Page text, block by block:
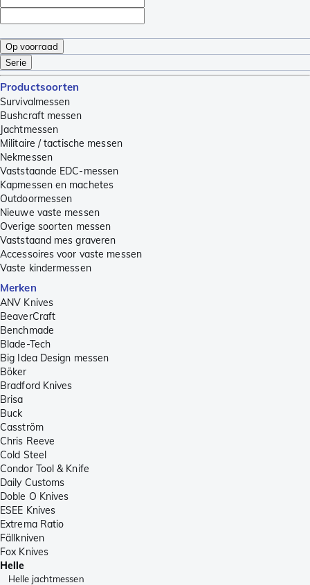
Op voorraad
Serie
Productsoorten
Survivalmessen
Bushcraft messen
Jachtmessen
Militaire / tactische messen
Nekmessen
Vaststaande EDC-messen
Kapmessen en machetes
Outdoormessen
Nieuwe vaste messen
Overige soorten messen
Vaststaand mes graveren
Accessoires voor vaste messen
Vaste kindermessen
Merken
ANV Knives
BeaverCraft
Benchmade
Blade-Tech
Big Idea Design messen
Böker
Bradford Knives
Brisa
Buck
Casström
Chris Reeve
Cold Steel
Condor Tool & Knife
Daily Customs
Doble O Knives
ESEE Knives
Extrema Ratio
Fällkniven
Fox Knives
Helle
Helle jachtmessen